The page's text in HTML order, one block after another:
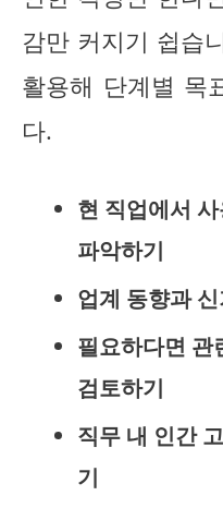
감만 커지기 쉽습
활용해 단계별 목
다.
현 직업에서
파악하기
업계 동향과
필요하다면 관
검토하기
직무 내 인간
기